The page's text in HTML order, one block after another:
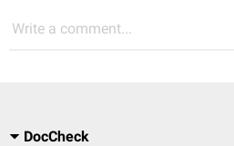
Write a comment...
DocCheck